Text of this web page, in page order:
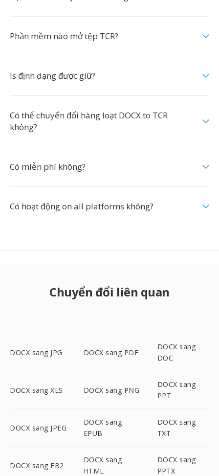
Phần mềm nào mở tệp TCR?
Is định dạng được giữ?
Có thể chuyển đổi hàng loạt DOCX to TCR
không?
Có miễn phí không?
Có hoạt động on all platforms không?
Chuyển đổi liên quan
DOCX sang JPG DOCX sang PDF
DOCX sang
DOC
DOCX sang XLS DOCX sang PNG
DOCX sang
PPT
DOCX sang JPEG
DOCX sang
EPUB
DOCX sang
TXT
DOCX sang FB2
DOCX sang
HTML
DOCX sang
PPTX